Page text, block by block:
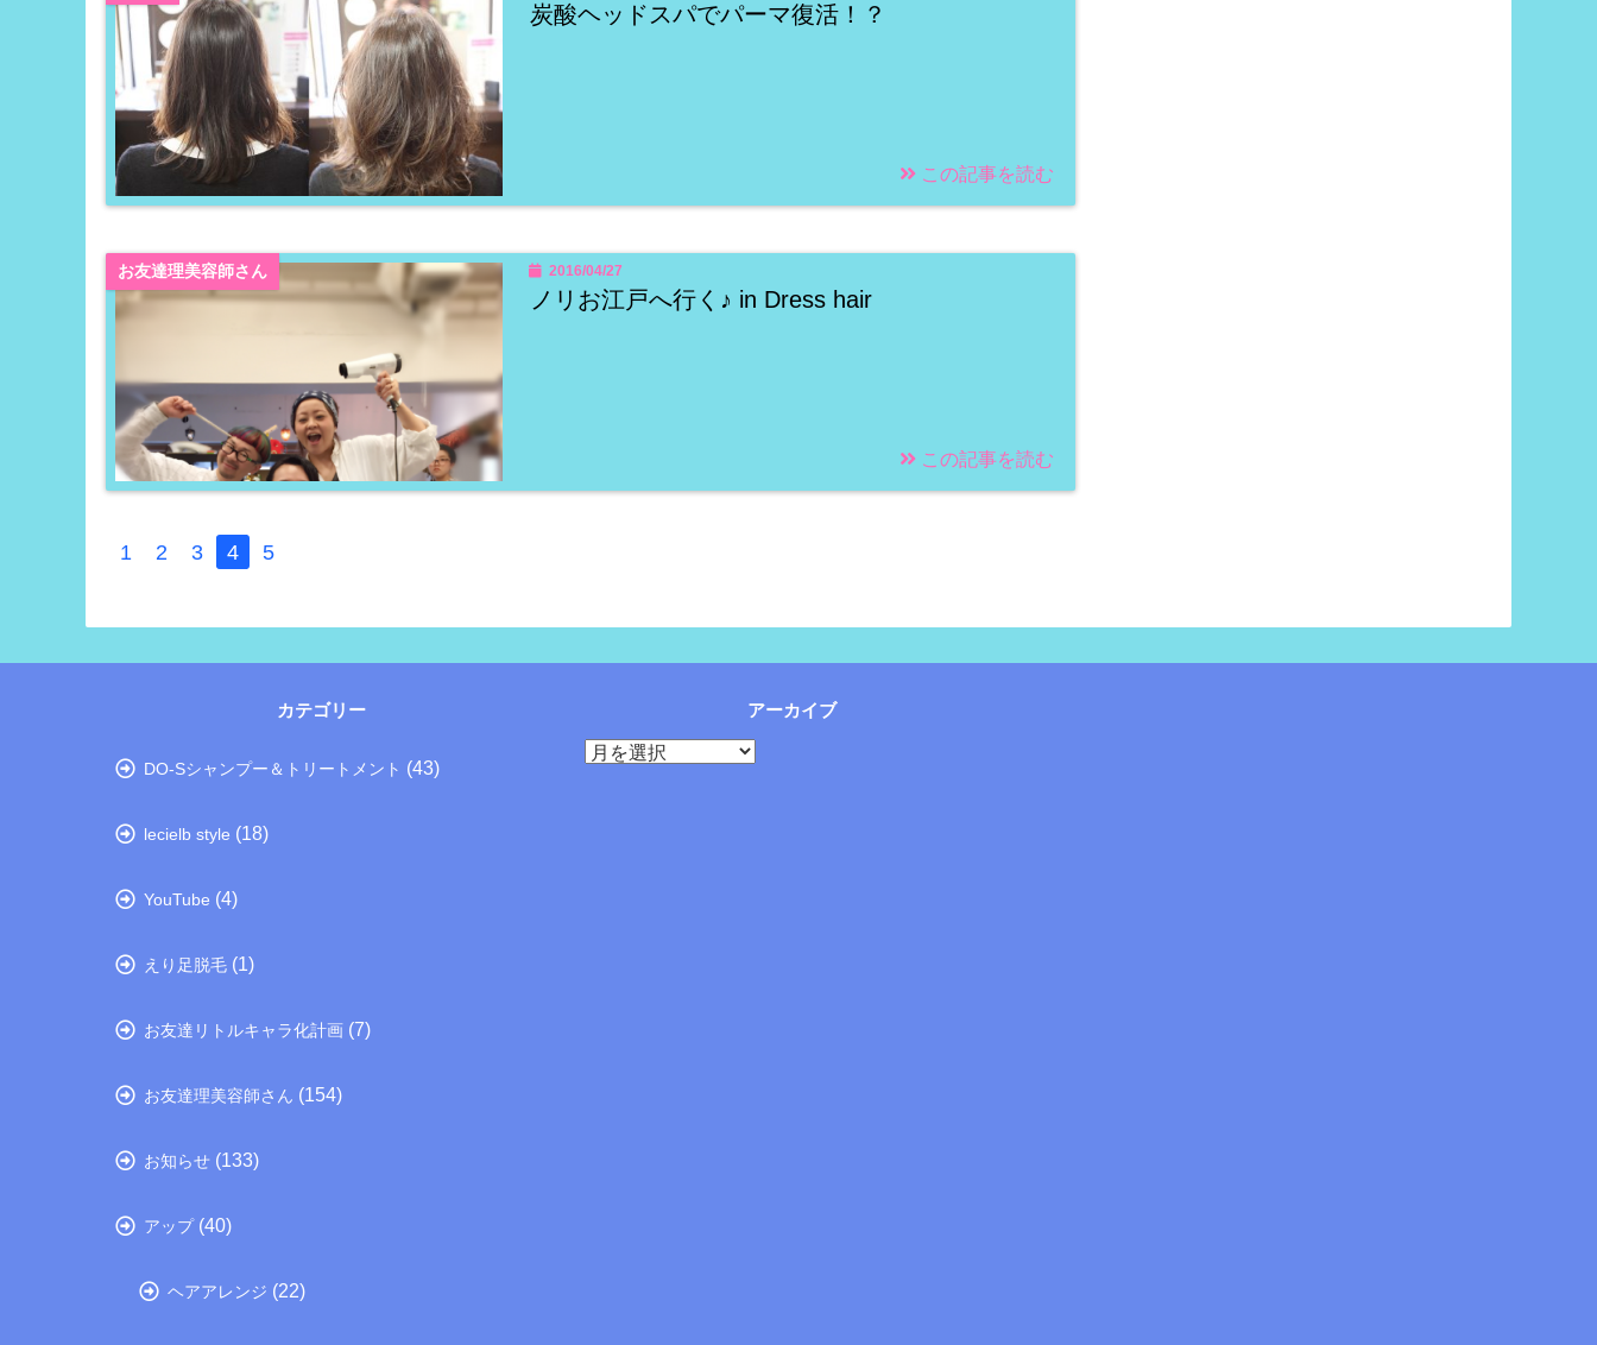
炭酸ヘッドスパでパーマ復活！？
この記事を読む
お友達理美容師さん 2016/04/27
ノリお江戸へ行く♪ in Dress hair
この記事を読む
1 2 3 4 5
カテゴリー
DO-Sシャンプー＆トリートメント (43)
lecielb style (18)
YouTube (4)
えり足脱毛 (1)
お友達リトルキャラ化計画 (7)
お友達理美容師さん (154)
お知らせ (133)
アップ(40)
ヘアアレンジ (22)
アーカイブ
ア